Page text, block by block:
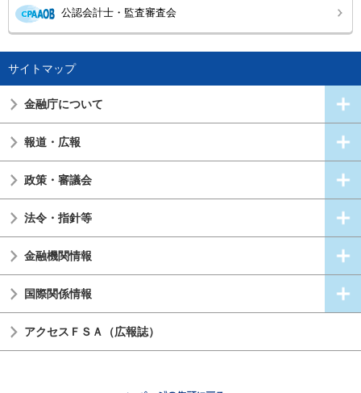
公認会計士・監査審査会
サイトマップ
金融庁について
報道・広報
政策・審議会
法令・指針等
金融機関情報
国際関係情報
アクセスＦＳＡ（広報誌）